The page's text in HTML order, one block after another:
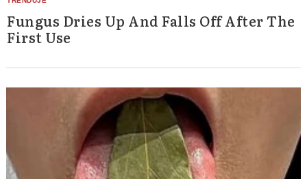
Fungus Dries Up And Falls Off After The
First Use